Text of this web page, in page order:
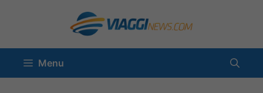
contenuto
Menu